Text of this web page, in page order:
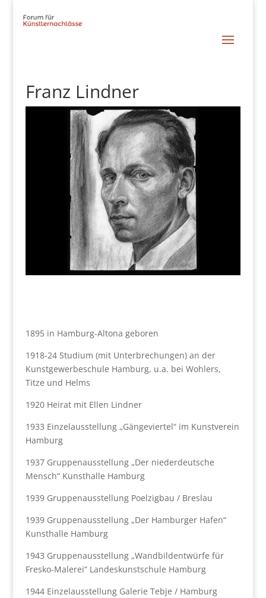
Franz Lindner
1895 in Hamburg-Altona geboren
1918-24 Studium (mit Unterbrechungen) an der
Kunstgewerbeschule Hamburg, u.a. bei Wohlers,
Titze und Helms
1920 Heirat mit Ellen Lindner
1933 Einzelausstellung „Gängeviertel“ im Kunstverein
Hamburg
1937 Gruppenausstellung „Der niederdeutsche
Mensch“ Kunsthalle Hamburg
1939 Gruppenausstellung Poelzigbau / Breslau
1939 Gruppenausstellung „Der Hamburger Hafen“
Kunsthalle Hamburg
1943 Gruppenausstellung „Wandbildentwürfe für
Fresko-Malerei“ Landeskunstschule Hamburg
1944 Einzelausstellung Galerie Tebje / Hamburg